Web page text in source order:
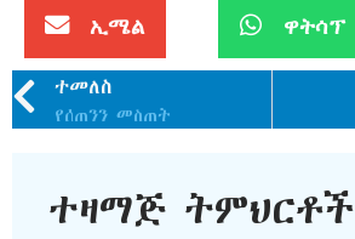
ኢሜል ዋትሳፕ
ተመለስ
የሰጠንን መስጠት
ተዛማጅ ትምህርቶች